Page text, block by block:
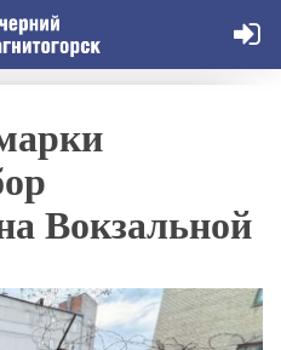
Вокзальной